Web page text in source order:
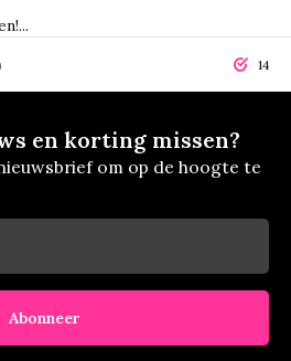
14 dagen
en korting missen?
om op de hoogte te
Abonneer